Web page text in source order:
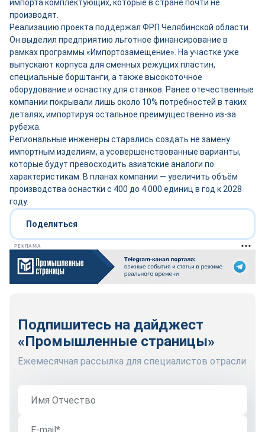
импорта комплектующих, которые в стране почти не
производят.
Реализацию проекта поддержал ФРП Челябинской области.
Он выделил предприятию льготное финансирование в
рамках программы «Импортозамещение». На участке уже
выпускают корпуса для сменных режущих пластин,
специальные борштанги, а также высокоточное
оборудование и оснастку для станков. Ранее отечественные
компании покрывали лишь около 10% потребностей в таких
деталях, импортируя остальное преимущественно из-за
рубежа.
Региональные инженеры старались создать не замену
импортным изделиям, а усовершенствованные варианты,
которые будут превосходить азиатские аналоги по
характеристикам. В планах компании — увеличить объём
производства оснастки с 400 до 4 000 единиц в год к 2028
году.
Поделиться
РЕКЛАМА
Подпишитесь на дайджест
«Промышленные страницы»
Ежемесячная рассылка для специалистов отрасли